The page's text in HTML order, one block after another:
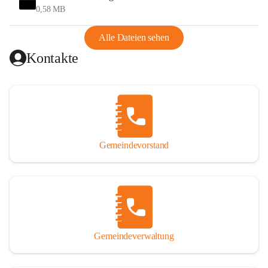
und Ungarn war. Dadurch war Wörterberg von Wörth
Aus diesem Grund war die Bevölkerung dazu gezwungen,
Schmuggel zu betreiben. Es kam oft zu nächtlichen
Überfällen und Schießereien. Erst mit dem Anschluss des
wirtschaftlich ging es bergauf. Dieser Aufschwung endete
1926. Es folgten Arbeitslosigkeit, Preissteigerung und
Unanbringlichkeit von Produkten. Daher wurde der
Anschluss an das Deutsche Reich begrüßt. Als der Zweite
Weltkrieg ausbrach, schwang die Stimmung um. Es starben
26 Männer an der Front, weitere 16 werden vermisst.
Von 1971 bis 1991 gehörte Wörterberg zur Gemeinde
Ollersdorf. Durch den Einsatz von mehreren Ortsansässigen
wurde Wörterberg 1991 wieder eine eigenständige
0,58 MB
Alle Dateien sehen
Kontakte
Gemeindevorstand
Gemeindeverwaltung